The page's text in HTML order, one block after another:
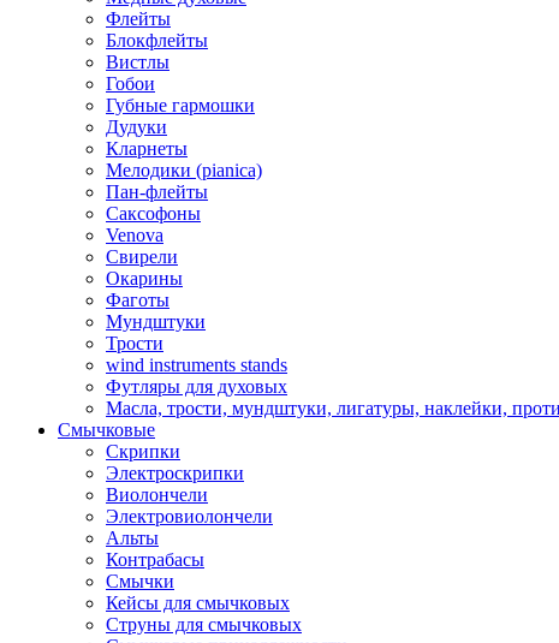
Флейты
Блокфлейты
Вистлы
Гобои
Губные гармошки
Дудуки
Кларнеты
Мелодики (pianica)
Пан-флейты
Саксофоны
Venova
Свирели
Окарины
Фаготы
Мундштуки
Трости
wind instruments stands
Футляры для духовых
Масла, трости, мундштуки, лигатуры, наклейки,
Смычковые
Скрипки
Электроскрипки
Виолончели
Электровиолончели
Альты
Контрабасы
Смычки
Кейсы для смычковых
Струны для смычковых